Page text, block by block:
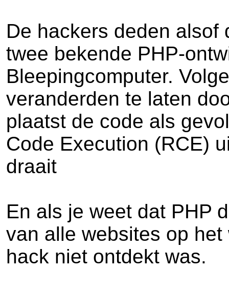
De hackers deden
twee bekende PHP-
Bleepingcomputer.
veranderden te laten
plaatst de code als
Code Execution (RCE)
draait
En als je weet dat PHP
van alle websites op
hack niet ontdekt was.